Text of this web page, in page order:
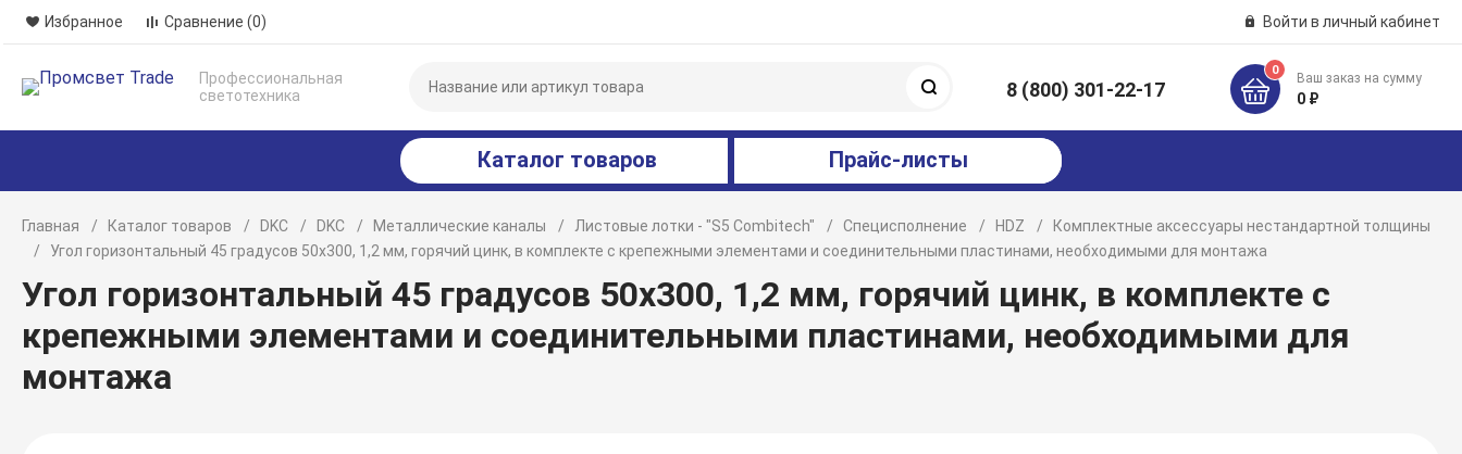
Избранное Сравнение (0) Войти в личный кабинет
Профессиональная
светотехника
8 (800) 301-22-17
0
Ваш заказ на сумму
0 ₽
Каталог товаров Прайс-листы
Главная Каталог товаров DKC DKC Металлические каналы Листовые лотки - "S5 Combitech" Специсполнение HDZ
Комплектные аксессуары нестандартной толщины
Угол горизонтальный 45 градусов 50х300, 1,2 мм, горячий цинк, в комплекте с крепежными элементами и соединительными пластинами, необходимыми для монтажа
Угол горизонтальный 45 градусов 50х300, 1,2 мм, горячий цинк, в комплекте с
крепежными элементами и соединительными пластинами, необходимыми для
монтажа